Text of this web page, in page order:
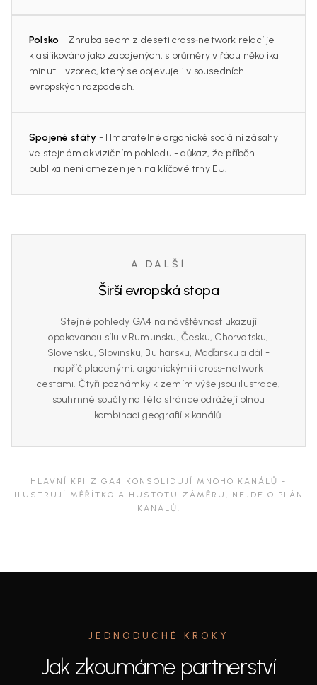
Polsko - Zhruba sedm z deseti cross‑network relací je
klasifikováno jako zapojených, s průměry v řádu několika
minut - vzorec, který se objevuje i v sousedních
evropských rozpadech.
Spojené státy - Hmatatelné organické sociální zásahy
ve stejném akvizičním pohledu - důkaz, že příběh
publika není omezen jen na klíčové trhy EU.
A DALŠÍ
Širší evropská stopa
Stejné pohledy GA4 na návštěvnost ukazují
opakovanou sílu v Rumunsku, Česku, Chorvatsku,
Slovensku, Slovinsku, Bulharsku, Maďarsku a dál -
napříč placenými, organickými i cross‑network
cestami. Čtyři poznámky k zemím výše jsou ilustrace;
souhrnné součty na této stránce odrážejí plnou
kombinaci geografií × kanálů.
HLAVNÍ KPI Z GA4 KONSOLIDUJÍ MNOHO KANÁLŮ -
ILUSTRUJÍ MĚŘÍTKO A HUSTOTU ZÁMĚRU, NEJDE O PLÁN
KANÁLŮ.
JEDNODUCHÉ KROKY
Jak zkoumáme partnerství